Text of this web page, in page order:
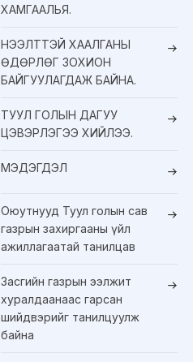
ХАМГААЛЬЯ.
НЭЭЛТТЭЙ ХААЛГАНЫ
ӨДӨРЛӨГ ЗОХИОН
БАЙГУУЛАГДАЖ БАЙНА.
ТУУЛ ГОЛЫН ДАГУУ
ЦЭВЭРЛЭГЭЭ ХИЙЛЭЭ.
МЭДЭГДЭЛ
Оюутнууд Туул голын сав
газрын захиргааны үйл
ажиллагаатай танилцав
Засгийн газрын ээлжит
хуралдаанаас гарсан
шийдвэрийг танилцуулж
байна